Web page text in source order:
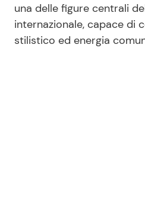
una delle figure centrali
internazionale, capace di
stilistico ed energia